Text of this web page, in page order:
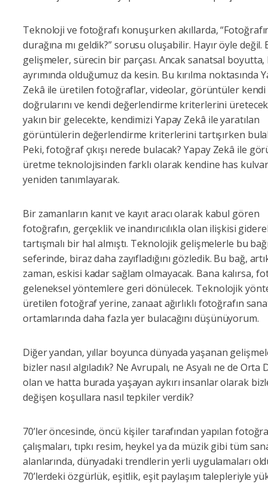
Teknoloji ve fotoğrafı konuşurken akıllarda,
durağına mı geldik?” sorusu oluşabilir. Hayır öyle değil.
gelişmeler, sürecin bir parçası. Ancak sanatsal
ayrımında olduğumuz da kesin. Bu kırılma noktasında
Zekâ ile üretilen fotoğraflar, videolar, görüntüler kendi
doğrularını ve kendi değerlendirme kriterlerini
yakın bir gelecekte, kendimizi Yapay Zekâ ile yaratılan
görüntülerin değerlendirme kriterlerini tartışırken
Peki, fotoğraf çıkışı nerede bulacak? Yapay Zekâ ile
üretme teknolojisinden farklı olarak kendine has
yeniden tanımlayarak.
Bir zamanların kanıt ve kayıt aracı olarak kabul gören
fotoğrafın, gerçeklik ve inandırıcılıkla olan ilişkisi
tartışmalı bir hal almıştı. Teknolojik gelişmelerle bu
seferinde, biraz daha zayıfladığını gözledik. Bu bağ,
zaman, eskisi kadar sağlam olmayacak. Bana kalırsa,
geleneksel yöntemlere geri dönülecek. Teknolojik
üretilen fotoğraf yerine, zanaat ağırlıklı fotoğrafın
ortamlarında daha fazla yer bulacağını düşünüyorum.
Diğer yandan, yıllar boyunca dünyada yaşanan
bizler nasıl algıladık? Ne Avrupalı, ne Asyalı ne de Orta
olan ve hatta burada yaşayan aykırı insanlar olarak
değişen koşullara nasıl tepkiler verdik?
70’ler öncesinde, öncü kişiler tarafından yapılan
çalışmaları, tıpkı resim, heykel ya da müzik gibi tüm
alanlarında, dünyadaki trendlerin yerli uygulamaları
70’lerdeki özgürlük, eşitlik, eşit paylaşım talepleriyle